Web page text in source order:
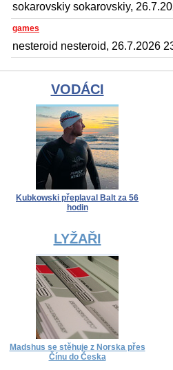
sokarovskiy sokarovskiy,
games
nesteroid nesteroid, 26.7.2026
VODÁCI
Kubkowski přeplaval Balt za 56
hodin
LYŽAŘI
Madshus se stěhuje z Norska přes
Čínu do Česka